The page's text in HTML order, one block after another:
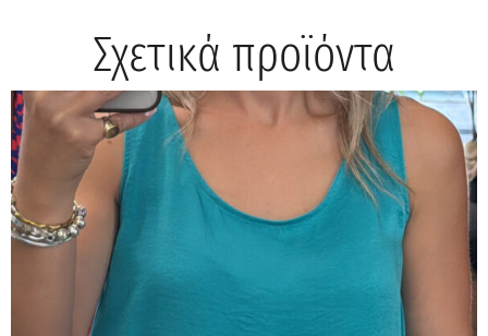
Σχετικά προϊόντα